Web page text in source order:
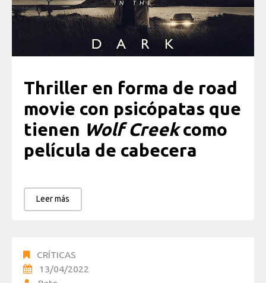
Thriller en forma de road
movie con psicópatas que
tienen Wolf Creekcomo
película de cabecera
Leer más
CRÍTICAS
13/04/2022